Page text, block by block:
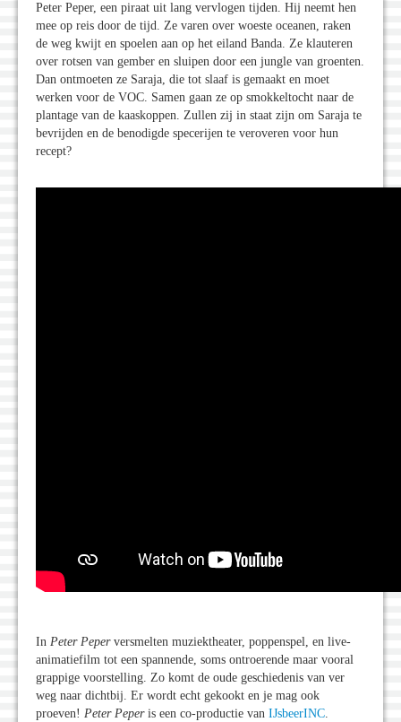
Peter Peper, een piraat uit lang vervlogen tijden. Hij neemt hen
mee op reis door de tijd. Ze varen over woeste oceanen, raken
de weg kwijt en spoelen aan op het eiland Banda. Ze klauteren
over rotsen van gember en sluipen door een jungle van groenten.
Dan ontmoeten ze Saraja, die tot slaaf is gemaakt en moet
werken voor de VOC. Samen gaan ze op smokkeltocht naar de
plantage van de kaaskoppen. Zullen zij in staat zijn om Saraja te
bevrijden en de benodigde specerijen te veroveren voor hun
recept?
In Peter Peperversmelten muziektheater, poppenspel, en live-
animatiefilm tot een spannende, soms ontroerende maar vooral
grappige voorstelling. Zo komt de oude geschiedenis van ver
weg naar dichtbij. Er wordt echt gekookt en je mag ook
proeven! Peter Peper is een co-productie van IJsbeerINC.